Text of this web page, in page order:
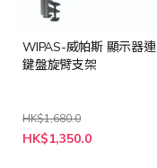
WIPAS-威帕斯 顯示器連
鍵盤旋臂支架
HK$1,680.0
特
殊
HK$1,350.0